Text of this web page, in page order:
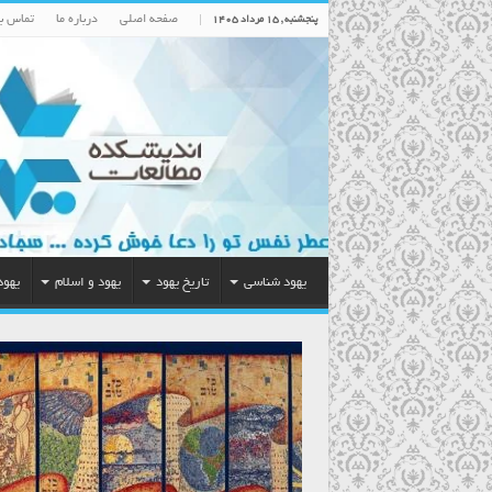
پنجشنبه , ۱۵ مرداد ۱۴۰۵ صفحه اصلی درباره ما تماس
یهود شناسی تاریخ یهود یهود و اسلام